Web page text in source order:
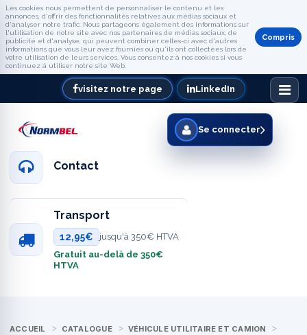
Les cookies nous permettent de personnaliser le contenu et les
annonces, d'offrir des fonctionnalités relatives aux médias sociaux et
d'analyser notre trafic. Nous partageons également des informations sur
l'utilisation de notre site avec nos partenaires de médias sociaux, de
publicité et d'analyse, qui peuvent combiner celles-ci avec d'autres
informations que vous leur avez fournies ou qu'ils ont collectées lors de
votre utilisation de leurs services. Vous consentez à nos cookies si vous
continuez à utiliser notre site Web.
Compris
visitez notre page LinkedIn
Contact
Transport
12,95€
jusqu'à 350€ HTVA
Gratuit au-delà de 350€
HTVA
Se connecter
ACCUEIL CATALOGUE VÉHICULE UTILITAIRE ET CAMION